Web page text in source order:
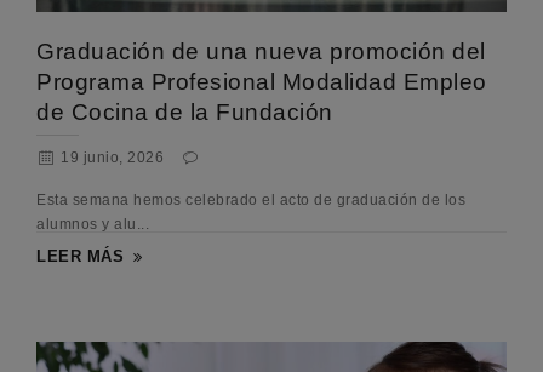
Graduación de una nueva promoción del
Programa Profesional Modalidad Empleo
de Cocina de la Fundación
19 junio, 2026
Esta semana hemos celebrado el acto de graduación de los
alumnos y alu...
LEER MÁS